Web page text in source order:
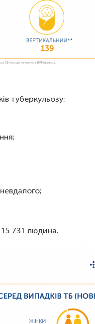
туберкульозу:
15 731 людина.